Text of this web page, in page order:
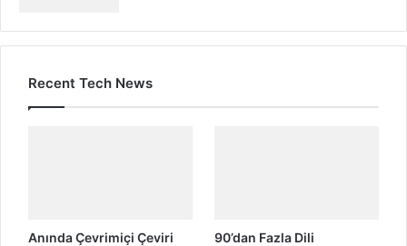
Recent Tech News
Anında Çevrimiçi Çeviri
90’dan Fazla Dili